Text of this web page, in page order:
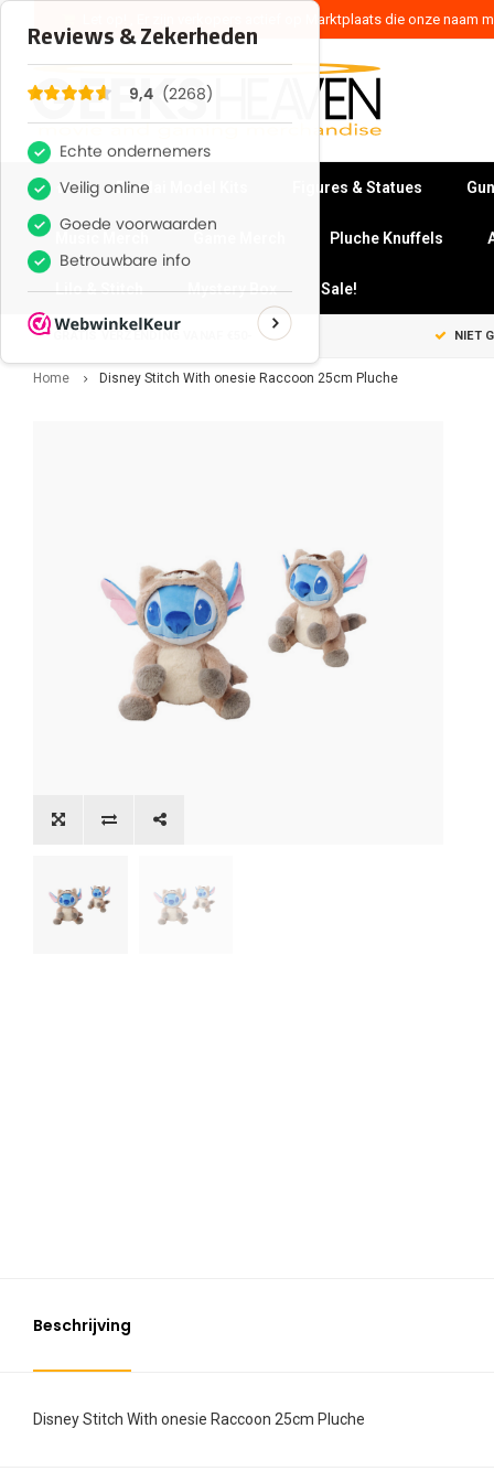
Let op! , Er zijn verkopers actief op Marktplaats die onze
Bandai Model Kits Figures & Statues
Pluche Knuffels
Lilo & Stitch Mystery Box Sale!
GRATIS VERZENDING VANAF €50- NIET
Home Disney Stitch With onesie Raccoon 25cm Pluche
Beschrijving
Disney Stitch With onesie Raccoon 25cm Pluche